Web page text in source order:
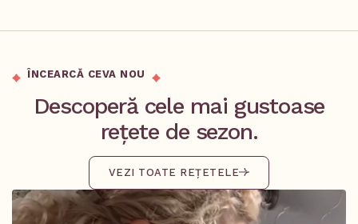
ÎNCEARCĂ CEVA NOU
Descoperă cele mai gustoase
rețete de sezon.
VEZI TOATE REȚETELE